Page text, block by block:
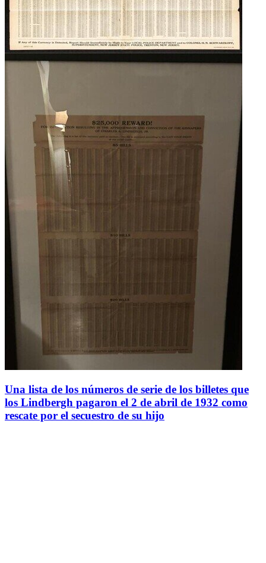
Una lista de los números de serie de los billetes que
los Lindbergh pagaron el 2 de abril de 1932 como
rescate por el secuestro de su hijo